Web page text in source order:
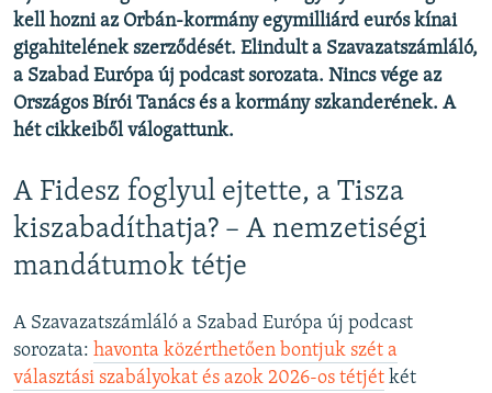
Valamennyi RFE/RL weboldal
kell hozni az Orbán-kormány egymilliárd eurós kínai
gigahitelének szerződését. Elindult a Szavazatszámláló,
a Szabad Európa új podcast sorozata. Nincs vége az
Országos Bírói Tanács és a kormány szkanderének. A
hét cikkeiből válogattunk.
A Fidesz foglyul ejtette, a Tisza
kiszabadíthatja? – A nemzetiségi
mandátumok tétje
A Szavazatszámláló a Szabad Európa új podcast
sorozata: havonta közérthetően bontjuk szét a
választási szabályokat és azok 2026-os tétjét két